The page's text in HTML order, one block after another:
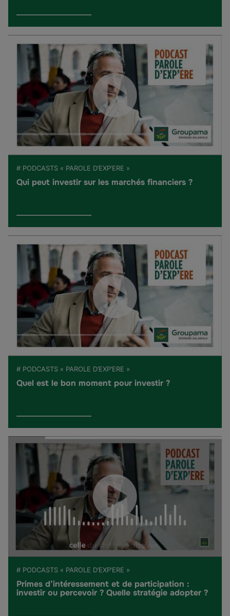
# PODCASTS « PAROLE D’EXP’ERE »
Qui peut investir sur les marchés financiers ?
# PODCASTS « PAROLE D’EXP’ERE »
Quel est le bon moment pour investir ?
# PODCASTS « PAROLE D’EXP’ERE »
Primes d’intéressement et de participation :
investir ou percevoir ? Quelle stratégie adopter ?